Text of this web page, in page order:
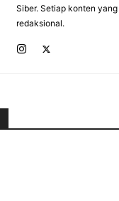
Siber. Setiap konten
redaksional.